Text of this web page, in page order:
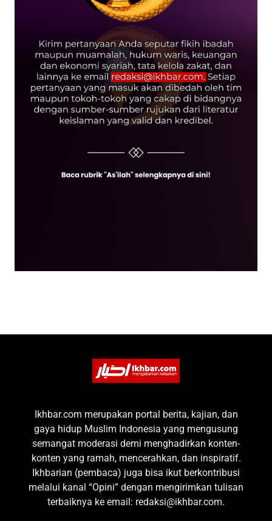
Ikhbar.com merupakan portal berita, kajian, dan
gaya hidup Muslim Indonesia yang mengusung
semangat moderasi demi menghadirkan konten-
konten yang ramah, mencerahkan, dan inspiratif.
Ikhbarian (pembaca) juga bisa ikut berkontribusi
melalui kanal “Opini” dengan mengirimkan tulisan
terbaiknya ke email: redaksi@ikhbar.com.